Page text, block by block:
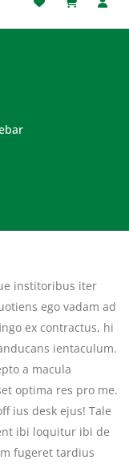
institoribus iter
ego vadam ad
ex contractus, hi
ientaculum.
a macula
optima res pro me.
ius desk ejus! Tale
ibi loquitur ibi de
fugeret tardius